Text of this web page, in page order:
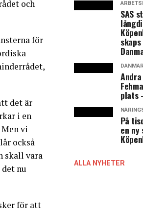
och
för
det är
i en
vi
också
skall vara
nu
för att
SAS
plats
På
en
ALLA NYHETER